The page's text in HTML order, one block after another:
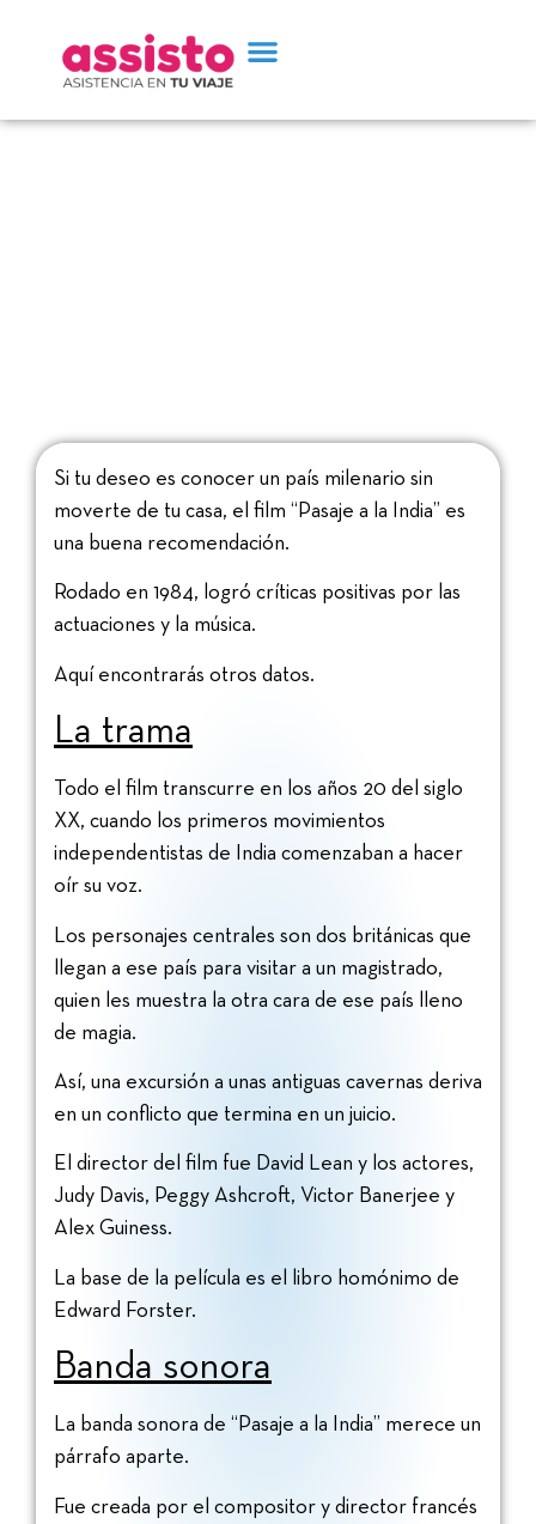
Si tu deseo es conocer un país milenario sin
moverte de tu casa, el film “Pasaje a la India” es
una buena recomendación.
Rodado en 1984, logró críticas positivas por las
actuaciones y la música.
Aquí encontrarás otros datos.
La trama
Todo el film transcurre en los años 20 del siglo
XX, cuando los primeros movimientos
independentistas de India comenzaban a hacer
oír su voz.
Los personajes centrales son dos británicas que
llegan a ese país para visitar a un magistrado,
quien les muestra la otra cara de ese país lleno
de magia.
Así, una excursión a unas antiguas cavernas deriva
en un conflicto que termina en un juicio.
El director del film fue David Lean y los actores,
Judy Davis, Peggy Ashcroft, Victor Banerjee y
Alex Guiness.
La base de la película es el libro homónimo de
Edward Forster.
Banda sonora
La banda sonora de “Pasaje a la India” merece un
párrafo aparte.
Fue creada por el compositor y director francés